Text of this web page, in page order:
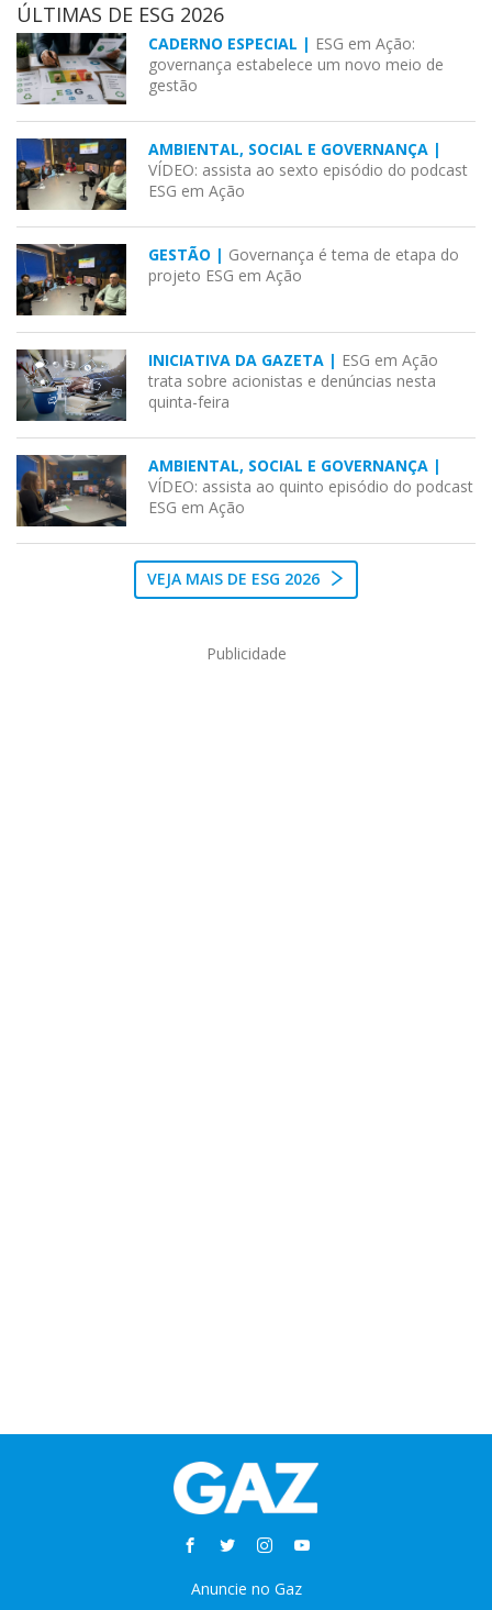
ÚLTIMAS DE ESG 2026
CADERNO ESPECIAL | ESG em Ação:
governança estabelece um novo meio de
gestão
AMBIENTAL, SOCIAL E GOVERNANÇA |
VÍDEO: assista ao sexto episódio do podcast
ESG em Ação
GESTÃO | Governança é tema de etapa do
projeto ESG em Ação
INICIATIVA DA GAZETA | ESG em Ação
trata sobre acionistas e denúncias nesta
quinta-feira
AMBIENTAL, SOCIAL E GOVERNANÇA |
VÍDEO: assista ao quinto episódio do podcast
ESG em Ação
VEJA MAIS DE ESG 2026
Publicidade
Anuncie no Gaz